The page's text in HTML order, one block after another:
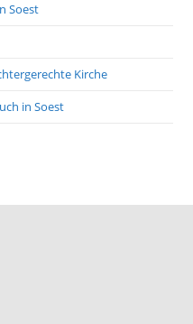
Soest
Kirche
in Soest